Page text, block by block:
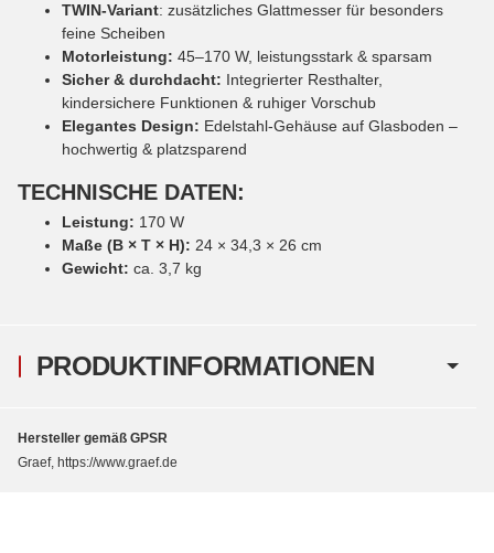
PRODUKTINFORMATIONEN
TWIN-Variant: zusätzliches Glattmesser für besonders
feine Scheiben
Motorleistung: 45–170 W, leistungsstark & sparsam
Sicher & durchdacht: Integrierter Resthalter,
kindersichere Funktionen & ruhiger Vorschub
Elegantes Design: Edelstahl-Gehäuse auf Glasboden –
hochwertig & platzsparend
TECHNISCHE DATEN:
Leistung: 170 W
Maße (B × T × H): 24 × 34,3 × 26 cm
Gewicht: ca. 3,7 kg
Hersteller gemäß GPSR
Graef, https://www.graef.de